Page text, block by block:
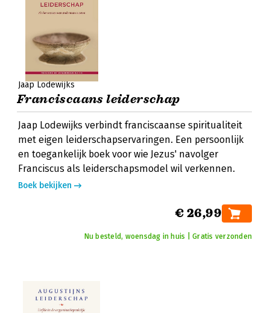
Jaap Lodewijks
Franciscaans leiderschap
Jaap Lodewijks verbindt franciscaanse spiritualiteit
met eigen leiderschapservaringen. Een persoonlijk
en toegankelijk boek voor wie Jezus' navolger
Franciscus als leiderschapsmodel wil verkennen.
Boek bekijken
€ 26,99
Nu besteld, woensdag in huis | Gratis verzonden